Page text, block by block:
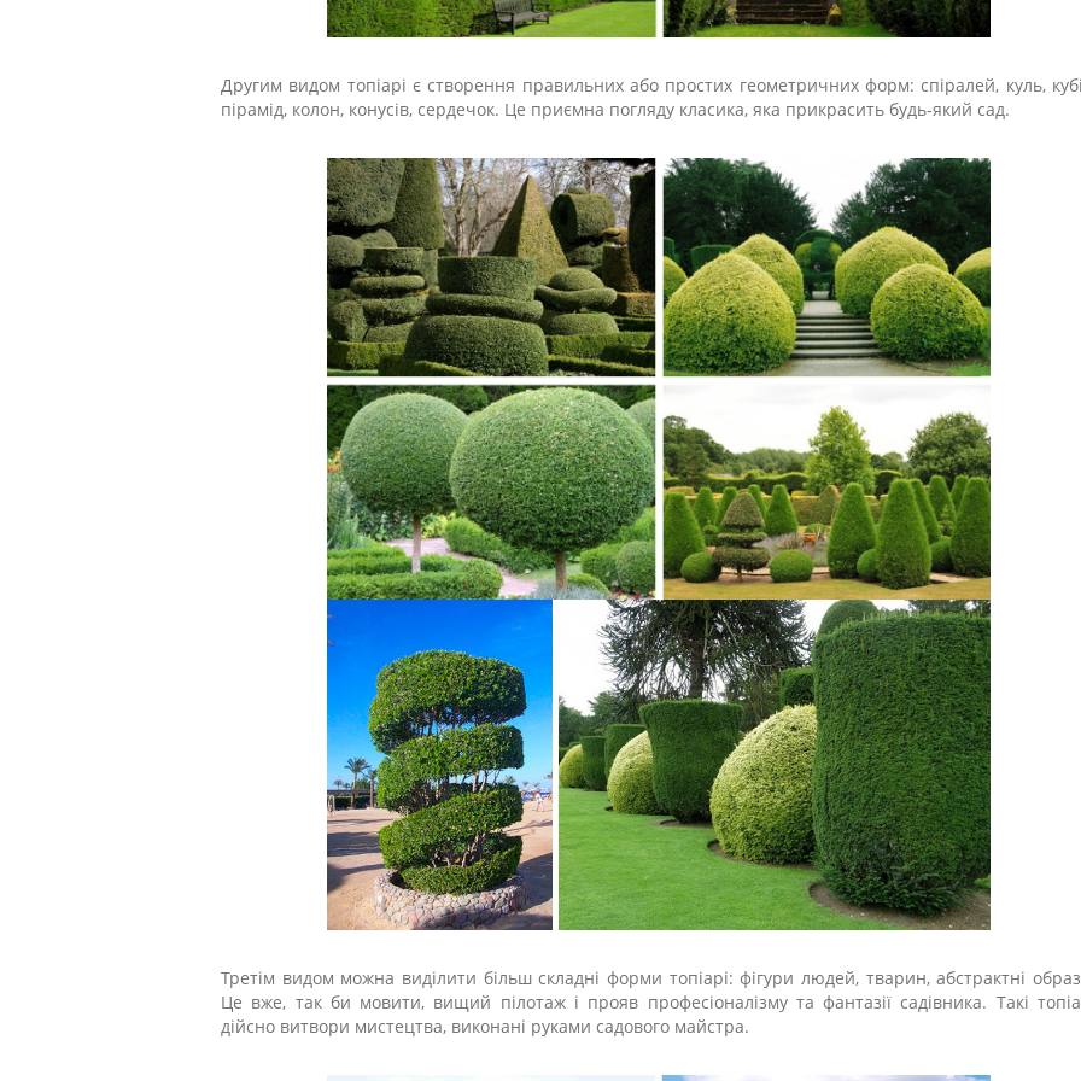
Другим видом топіарі є створення правильних або простих геометричних форм: спіралей, куль,
пірамід, колон, конусів, сердечок. Це приємна погляду класика, яка прикрасить будь-який сад.
Третім видом можна виділити більш складні форми топіарі: фігури людей, тварин, абстрактні
Це вже, так би мовити, вищий пілотаж і прояв професіоналізму та фантазії садівника. Такі
дійсно витвори мистецтва, виконані руками садового майстра.